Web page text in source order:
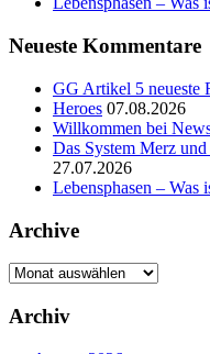
Neueste Kommentare
GG Artikel 5 neueste
Heroes 07.08.2026
Willkommen bei
Das System Merz
27.07.2026
Lebensphasen – Was
Archive
Archive
Archiv